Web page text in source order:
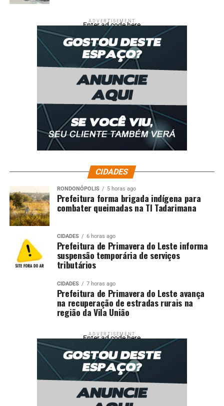
ADVERTISEMENT
Enter ad code here
CIDADES
RONDONÓPOLIS 5 horas ago
Prefeitura forma brigada indígena para
combater queimadas na TI Tadarimana
CIDADES 6 horas ago
Prefeitura de Primavera do Leste informa
suspensão temporária de serviços
tributários
CIDADES 7 horas ago
Prefeitura de Primavera do Leste avança
na recuperação de estradas rurais na
região da Vila União
ADVERTISEMENT
Enter ad code here